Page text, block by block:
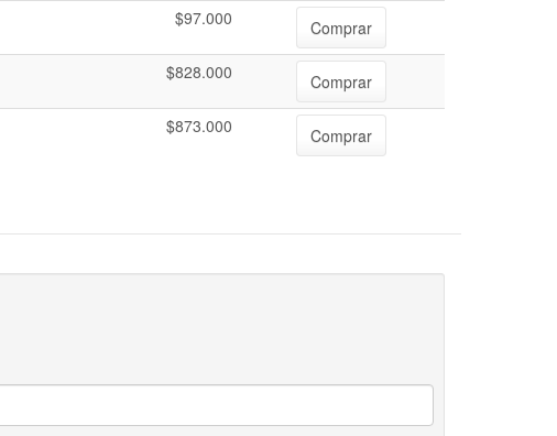
$97.000
Comprar
$828.000
Comprar
$873.000 Comprar